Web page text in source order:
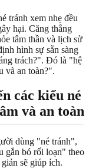
tránh xem nhẹ đều
hại. Căng thẳng
tâm thần và lịch sử
hình sự sẵn sàng
trách?". Đó là "hệ
và an toàn?".
các kiểu né
và an toàn
dùng "né tránh",
gắn bó rối loạn" theo
sẽ giúp ích.